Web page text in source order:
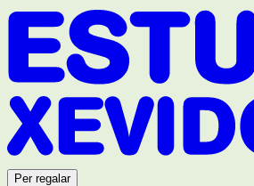
Per regalar